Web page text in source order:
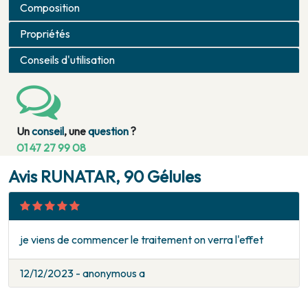
Composition
Propriétés
Conseils d'utilisation
Unconseil, unequestion?
01 47 27 99 08
Avis RUNATAR, 90 Gélules
je viens de commencer le traitement on verra l'effet
12/12/2023 - anonymous a